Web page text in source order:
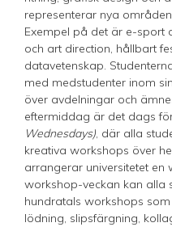
representerar nya
Exempel på det är e-sport
och art direction, hållbart
datavetenskap.
med medstudenter inom
över avdelningar och
eftermiddag är det dags
Wednesdays), där alla
kreativa workshops över
arrangerar universitetet en
workshop-veckan kan alla
hundratals workshops
lödning, slipsfärgning,